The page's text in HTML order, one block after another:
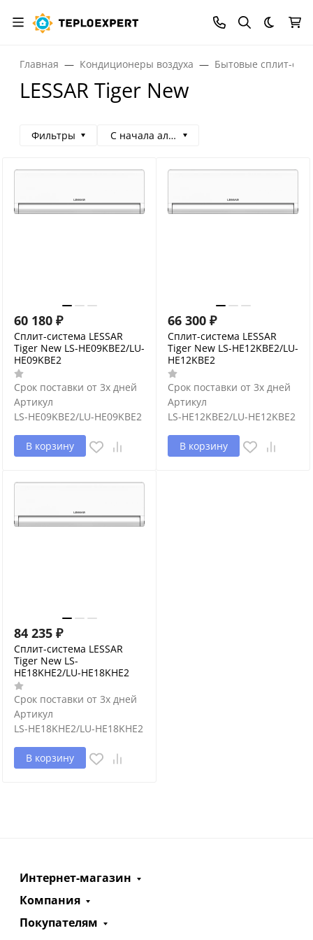
Темная
Главная Кондиционеры воздуха Бытовые сплит-
LESSAR Tiger New
Фильтры С начала алфавита
60 180 ₽
Сплит-система LESSAR
Tiger New LS-HE09KBE2/LU-
HE09KBE2
Срок поставки от 3х дней
Артикул
LS-HE09KBE2/LU-HE09KBE2
В корзину
66 300 ₽
Сплит-система LESSAR
Tiger New LS-HE12KBE2/LU-
HE12KBE2
Срок поставки от 3х дней
Артикул
LS-HE12KBE2/LU-HE12KBE2
В корзину
84 235 ₽
Сплит-система LESSAR
Tiger New LS-
HE18KHE2/LU-HE18KHE2
Срок поставки от 3х дней
Артикул
LS-HE18KHE2/LU-HE18KHE2
В корзину
Интернет-магазин
Компания
Покупателям